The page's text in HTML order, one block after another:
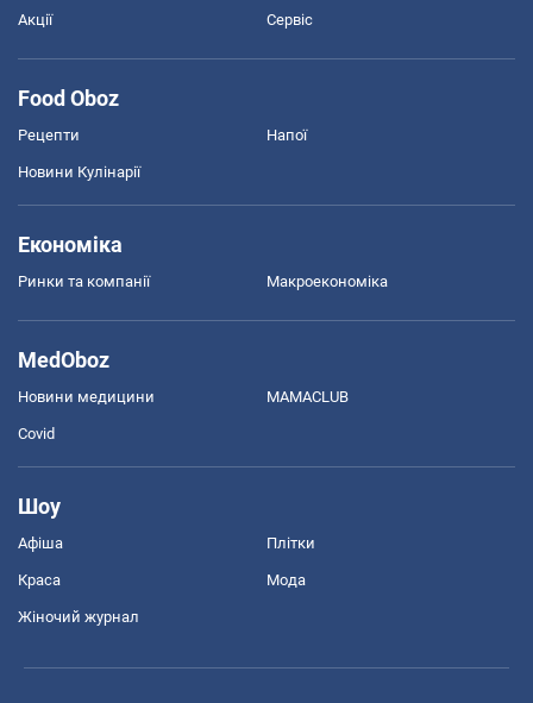
Акції Сервіс
Food Oboz
Рецепти Напої
Новини Кулінарії
Економіка
Ринки та компанії Макроекономіка
MedOboz
Новини медицини MAMACLUB
Covid
Шоу
Афіша Плітки
Краса Мода
Жіночий журнал